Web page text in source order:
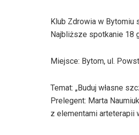
Klub Zdrowia w Bytomiu
Najbliższe spotkanie 18
Miejsce: Bytom, ul.
Temat: „Buduj własne
Prelegent: Marta
z elementami arteterapii